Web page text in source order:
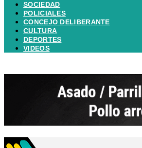
SOCIEDAD
POLICIALES
CONCEJO DELIBERANTE
CULTURA
DEPORTES
VIDEOS